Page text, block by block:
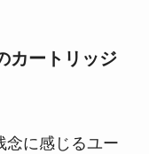
カートリッジ
念に感じるユー